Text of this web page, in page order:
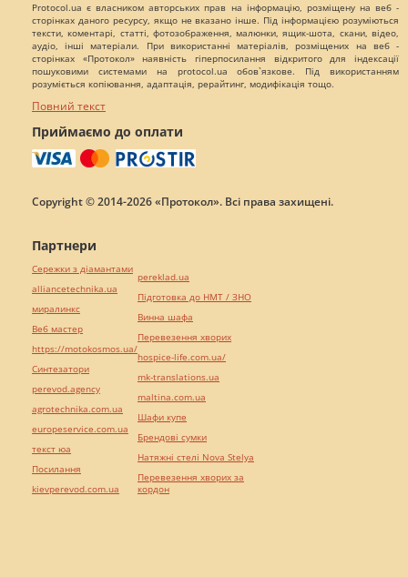
Protocol.ua є власником авторських прав на інформацію, розміщену на веб -
сторінках даного ресурсу, якщо не вказано інше. Під інформацією розуміються
тексти, коментарі, статті, фотозображення, малюнки, ящик-шота, скани, відео,
аудіо, інші матеріали. При використанні матеріалів, розміщених на веб -
сторінках «Протокол» наявність гіперпосилання відкритого для індексації
пошуковими системами на protocol.ua обов`язкове. Під використанням
розуміється копіювання, адаптація, рерайтинг, модифікація тощо.
Повний текст
Приймаємо до оплати
Copyright © 2014-2026 «Протокол». Всі права захищені.
Партнери
Сережки з діамантами
alliancetechnika.ua
миралинкс
Веб мастер
https://motokosmos.ua/
Синтезатори
perevod.agency
agrotechnika.com.ua
europeservice.com.ua
текст юа
Посилання
kievperevod.com.ua
pereklad.ua
Підготовка до НМТ / ЗНО
Винна шафа
Перевезення хворих
hospice-life.com.ua/
mk-translations.ua
maltina.com.ua
Шафи купе
Брендові сумки
Натяжні стелі Nova Stelya
Перевезення хворих за
кордон